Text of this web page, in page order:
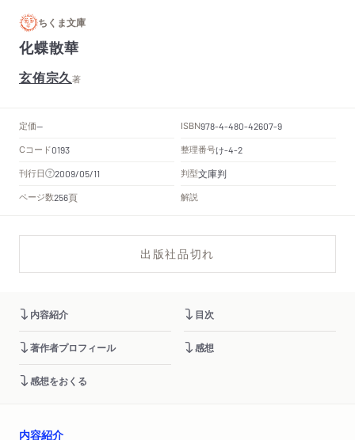
ちくま文庫
化蝶散華
玄侑宗久著
定価-- ISBN978-4-480-42607-9
Cコード0193 整理番号け-4-2
刊行日 2009/05/11 判型文庫判
ページ数256頁 解説
出版社品切れ
内容紹介 目次
著作者プロフィール 感想
感想をおくる
内容紹介